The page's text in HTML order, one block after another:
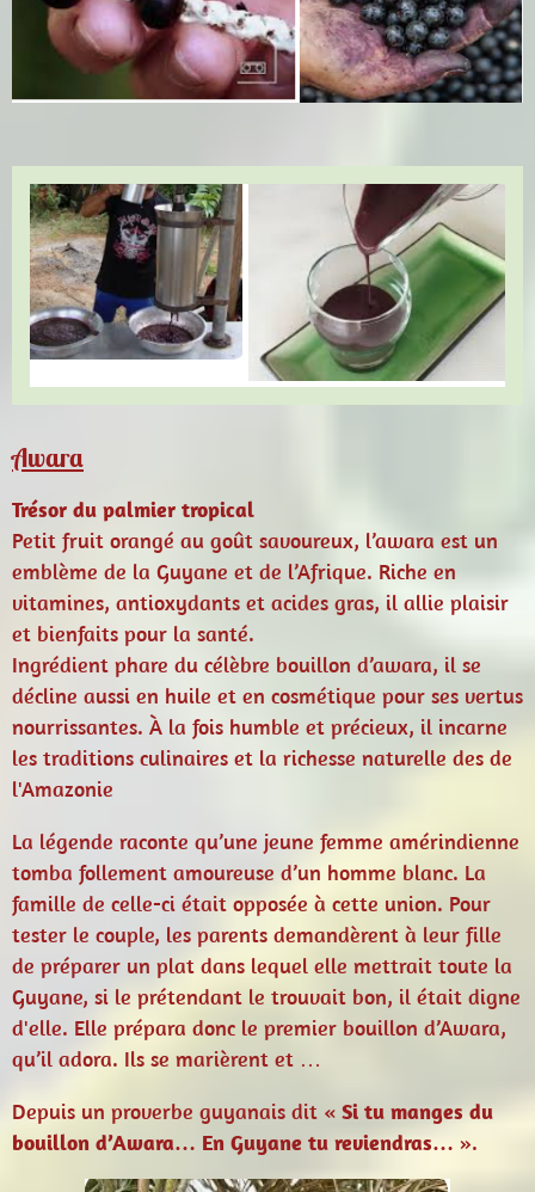
Awara
Trésor du palmier tropical
Petit fruit orangé au goût savoureux, l’awara est un
emblème de la Guyane et de l’Afrique. Riche en
vitamines, antioxydants et acides gras, il allie plaisir
et bienfaits pour la santé.
Ingrédient phare du célèbre bouillon d’awara, il se
décline aussi en huile et en cosmétique pour ses vertus
nourrissantes. À la fois humble et précieux, il incarne
les traditions culinaires et la richesse naturelle des de
l'Amazonie
La légende raconte qu’une jeune femme amérindienne
tomba follement amoureuse d’un homme blanc. La
famille de celle-ci était opposée à cette union. Pour
tester le couple, les parents demandèrent à leur fille
de préparer un plat dans lequel elle mettrait toute la
Guyane, si le prétendant le trouvait bon, il était digne
d'elle. Elle prépara donc le premier bouillon d’Awara,
qu’il adora. Ils se marièrent et …
Depuis un proverbe guyanais dit « Si tu manges du
bouillon d’Awara… En Guyane tu reviendras… ».